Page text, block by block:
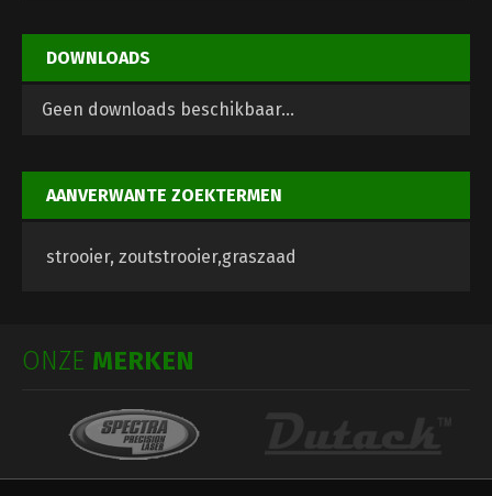
DOWNLOADS
Geen downloads beschikbaar...
AANVERWANTE ZOEKTERMEN
strooier, zoutstrooier,graszaad
ONZE MERKEN